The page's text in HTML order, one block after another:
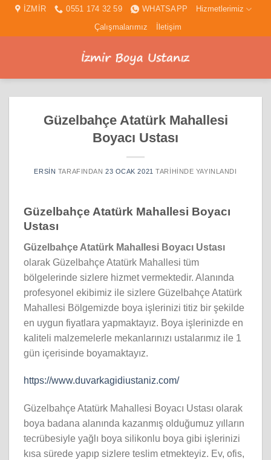
İçeriğeİZMİR 0551 174 32 59 WHATSAPP
Hizmetlerimiz
Çalışmalarımız
İletişim
Güzelbahçe Atatürk Mahallesi
Boyacı Ustası
ERSIN TARAFINDAN 23 OCAK 2021 TARIHINDE YAYINLANDI
Güzelbahçe Atatürk Mahallesi Boyacı
Ustası
Güzelbahçe Atatürk Mahallesi Boyacı Ustası
olarak Güzelbahçe Atatürk Mahallesi tüm
bölgelerinde sizlere hizmet vermektedir. Alanında
profesyonel ekibimiz ile sizlere Güzelbahçe Atatürk
Mahallesi Bölgemizde boya işlerinizi titiz bir şekilde
en uygun fiyatlara yapmaktayız. Boya işlerinizde en
kaliteli malzemelerle mekanlarınızı ustalarımız ile 1
gün içerisinde boyamaktayız.
https://www.duvarkagidiustaniz.com/
Güzelbahçe Atatürk Mahallesi Boyacı Ustası olarak
boya badana alanında kazanmış olduğumuz yılların
tecrübesiyle yağlı boya silikonlu boya gibi işlerinizi
kısa sürede yapıp sizlere teslim etmekteyiz. Ev, ofis,